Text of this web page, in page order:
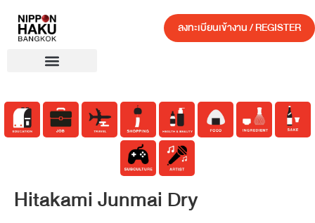
ลงทะเบียนเข้างาน / REGISTER
Hitakami Junmai Dry